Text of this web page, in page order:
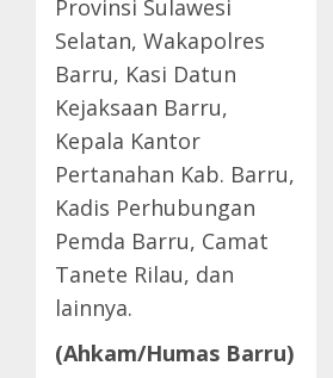
Provinsi Sulawesi
Selatan, Wakapolres
Barru, Kasi Datun
Kejaksaan Barru,
Kepala Kantor
Pertanahan Kab. Barru,
Kadis Perhubungan
Pemda Barru, Camat
Tanete Rilau, dan
lainnya.
(Ahkam/Humas Barru)